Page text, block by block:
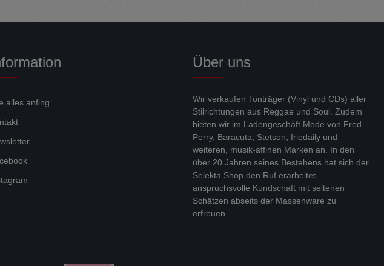
Über uns
Wir verkaufen Tonträger (Vinyl und CDs) aller
Stilrichtungen aus Reggae und Soul. Zudem
bieten wir im Ladengeschäft Mode von Fred
Perry, Baracuta, Stetson, Iriedaily und
weiteren, musik-affinen Marken an. In den
über 20 Jahren seines Bestehens hat sich der
Selekta Shop den Ruf erarbeitet,
anspruchsvolle Kundschaft mit seltenen
Schätzen abseits der Massenware zu
erfreuen.
alles anfing